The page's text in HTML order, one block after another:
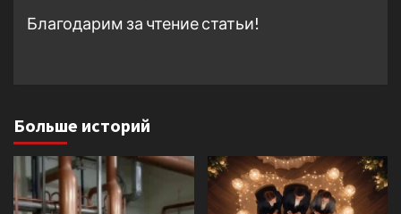
Благодарим за чтение статьи!
Больше историй